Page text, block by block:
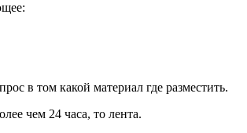
в том какой материал где разместить.
чем 24 часа, то лента.